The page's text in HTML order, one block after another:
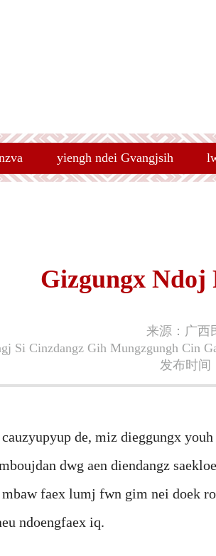
yiengh ndei Gvangjsih
Gizgungx Ndoj
来源：广西
Si Cinzdangz Gih Mungzgungh Cin
发布时间
de, miz dieggungx
dwg aen diendangz
faex lumj fwn gim nei doek
ndoengfaex iq.